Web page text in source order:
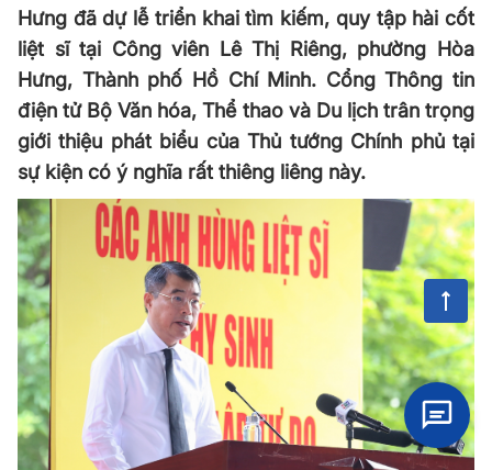
Hưng đã dự lễ triển khai tìm kiếm, quy tập hài cốt
liệt sĩ tại Công viên Lê Thị Riêng, phường Hòa
Hưng, Thành phố Hồ Chí Minh. Cổng Thông tin
điện tử Bộ Văn hóa, Thể thao và Du lịch trân trọng
giới thiệu phát biểu của Thủ tướng Chính phủ tại
sự kiện có ý nghĩa rất thiêng liêng này.